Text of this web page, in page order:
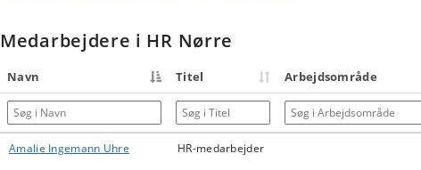
Medarbejdere i HR Nørre
Navn Titel Arbejdsområde
Søg i Navn Søg i Titel Søg i Arbejdsområde
Amalie Ingemann Uhre HR-medarbejder